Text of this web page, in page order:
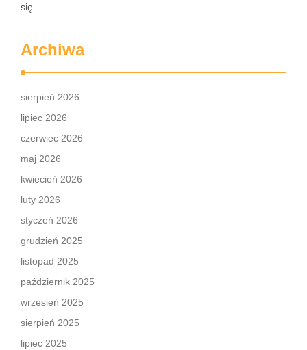
się …
Archiwa
sierpień 2026
lipiec 2026
czerwiec 2026
maj 2026
kwiecień 2026
luty 2026
styczeń 2026
grudzień 2025
listopad 2025
październik 2025
wrzesień 2025
sierpień 2025
lipiec 2025